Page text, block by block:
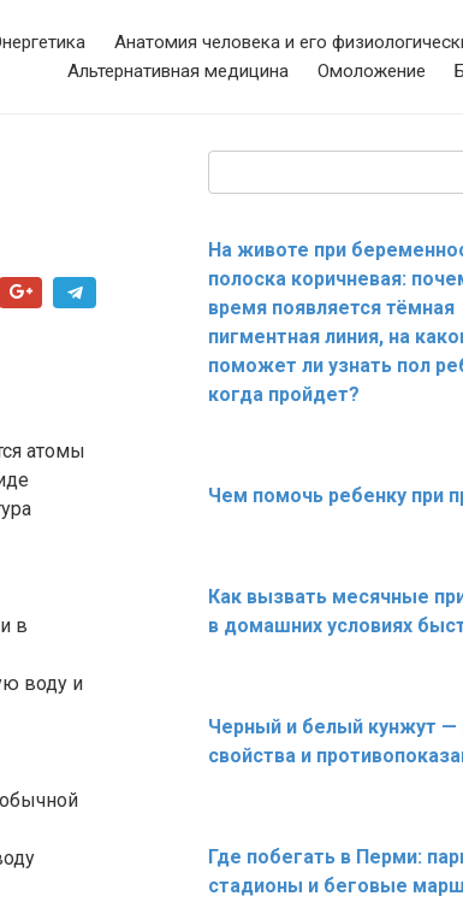
Анатомия человека и его
Альтернативная медицина
Омоложение
атомы
в
воду и
обычной
На животе при
полоска коричневая:
время появляется тёмная
пигментная линия, на
поможет ли узнать пол
когда пройдет?
Чем помочь ребенку при
Как вызвать месячные
в домашних условиях
Черный и белый кунжут —
свойства и
Где побегать в Перми:
стадионы и беговые